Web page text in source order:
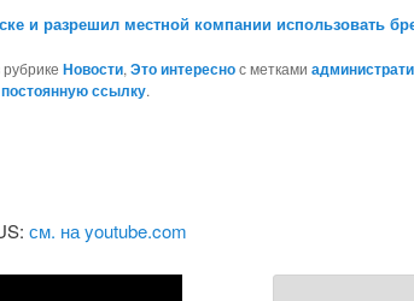
и разрешил местной компании использовать
рубрикеНовости,Это интереснос метками
постоянную ссылку.
см. на youtube.com